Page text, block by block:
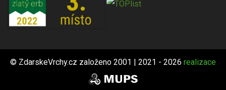
© ZdarskeVrchy.cz založeno 2001 | 2021 - 2026 realizace